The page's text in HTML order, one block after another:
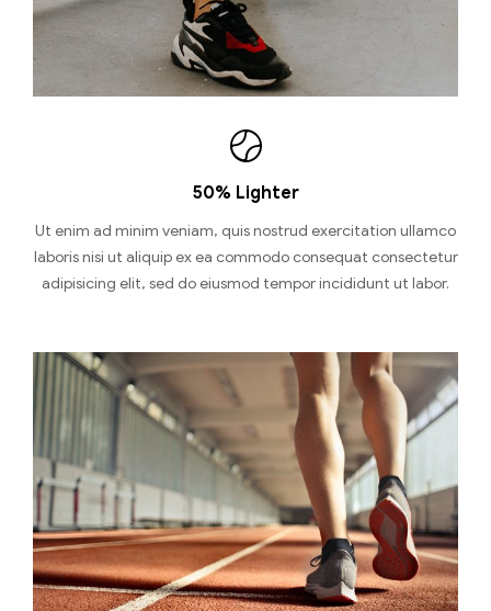
50% Lighter
Ut enim ad minim veniam, quis nostrud exercitation ullamco
laboris nisi ut aliquip ex ea commodo consequat consectetur
adipisicing elit, sed do eiusmod tempor incididunt ut labor.